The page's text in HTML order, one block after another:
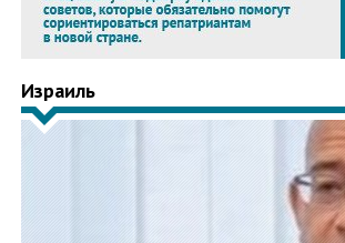
Израиль